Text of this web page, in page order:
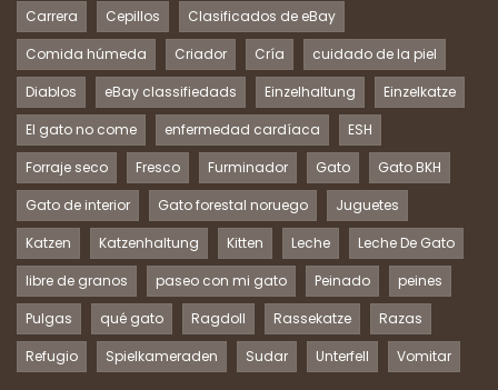
Carrera
Cepillos
Clasificados de eBay
Comida húmeda
Criador Cría
cuidado de la piel
Diablos
eBay classifiedads Einzelhaltung
Einzelkatze
El gato no come
enfermedad cardíaca
ESH
Forraje seco
Fresco Furminador Gato
Gato BKH
Gato de interior
Gato forestal noruego
Juguetes
Katzen
Katzenhaltung Kitten Leche
Leche De Gato
libre de granos
paseo con mi gato Peinado
peines
Pulgas
qué gato Ragdoll Rassekatze
Razas
Refugio
Spielkameraden Sudar Unterfell Vomitar